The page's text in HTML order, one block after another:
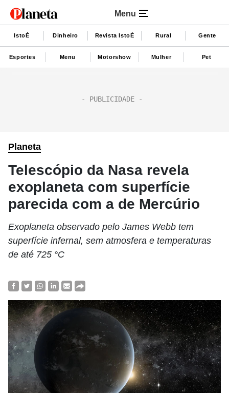
Menu
IstoÉ Dinheiro Revista IstoÉ Rural Gente
Esportes Menu Motorshow Mulher Pet
Planeta
Telescópio da Nasa revela
exoplaneta com superfície
parecida com a de Mercúrio
Exoplaneta observado pelo James Webb tem
superfície infernal, sem atmosfera e temperaturas
de até 725 °C